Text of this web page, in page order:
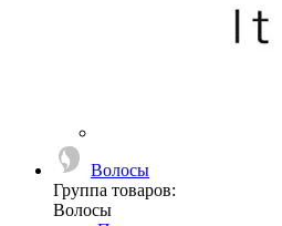
Волосы
Группа товаров:
Волосы